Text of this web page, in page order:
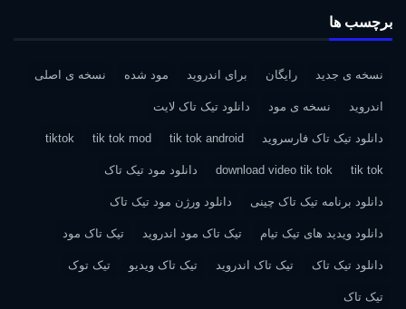
برچسب ها
نسخه ی جدید رایگان برای اندروید مود شده نسخه ی اصلی
اندروید نسخه ی مود دانلود تیک تاک لایت
دانلود تیک تاک فارسروید tik tok android
tik tok mod
tiktok
tik tok
download video tik tok دانلود مود تیک تاک
دانلود برنامه تیک تاک چینی دانلود ورژن مود تیک تاک
دانلود ویدید های تیک تیام تیک تاک مود اندروید تیک تاک مود
دانلود تیک تاک تیک تاک اندروید تیک تاک ویدیو تیک توک
تیک تاک